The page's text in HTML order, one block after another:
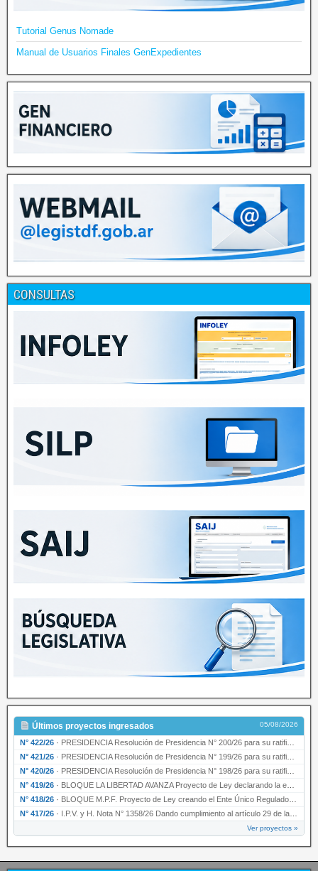
Tutorial Genus Nomade
Manual de Usuarios Finales GenExpedientes
CONSULTAS
Últimos proyectos ingresados 05/08/2026
N° 422/26 · PRESIDENCIA Resolución de Presidencia N° 200/26 para su ratificación.
N° 421/26 · PRESIDENCIA Resolución de Presidencia N° 199/26 para su ratificación.
N° 420/26 · PRESIDENCIA Resolución de Presidencia N° 198/26 para su ratificación.
N° 419/26 · BLOQUE LA LIBERTAD AVANZA Proyecto de Ley declarando la esencialidad del servicio educativ…
N° 418/26 · BLOQUE M.P.F. Proyecto de Ley creando el Ente Único Regulador de servicios públicos de la …
N° 417/26 · I.P.V. y H. Nota N° 1358/26 Dando cumplimiento al artículo 29 de la Ley provincial N° 1399…
Ver proyectos »